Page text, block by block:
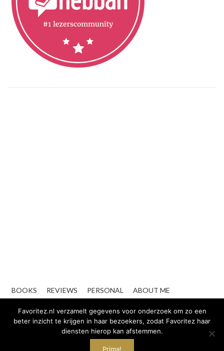
BOOKS REVIEWS PERSONAL
ABOUT ME
CONTACT
ZAKELIJK
Favoritez.nl verzamelt gegevens voor onderzoek om zo een
beter inzicht te krijgen in haar bezoekers, zodat Favoritez haar
diensten hierop kan afstemmen.
Prima!